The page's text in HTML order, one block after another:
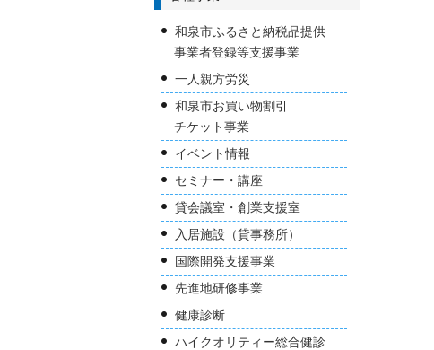
和泉市ふるさと納税品提供
事業者登録等支援事業
一人親方労災
和泉市お買い物割引
チケット事業
イベント情報
セミナー・講座
貸会議室・創業支援室
入居施設（貸事務所）
国際開発支援事業
先進地研修事業
健康診断
ハイクオリティー総合健診